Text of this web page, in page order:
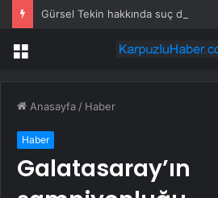
Gürsel Tekin hakkında suç duyurusu
Menü
Anasayfa / Haber
Haber
Galatasaray’ın